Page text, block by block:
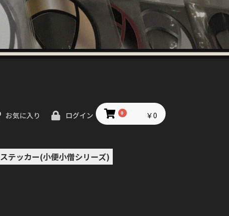
お気に入り ログイン 0 ￥0
ステッカー(小便小僧シリーズ)